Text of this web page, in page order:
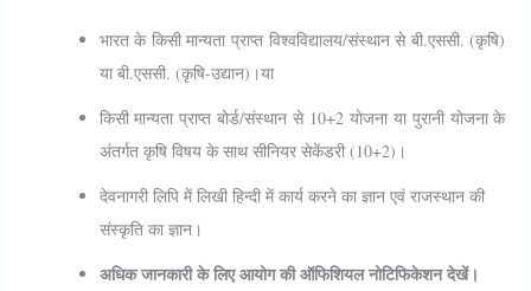
भारत के किसी मान्यता प्राप्त विश्वविद्यालय/संस्थान से बी.एससी. (कृषि)
या बी.एससी. (कृषि-उद्यान)।या
किसी मान्यता प्राप्त बोर्ड/संस्थान से 10+2 योजना या पुरानी योजना के
अंतर्गत कृषि विषय के साथ सीनियर सेकेंडरी (10+2)।
देवनागरी लिपि में लिखी हिन्दी में कार्य करने का ज्ञान एवं राजस्थान की
संस्कृति का ज्ञान।
अधिक जानकारी के लिए आयोग की ऑफिशियल नोटिफिकेशन देखें।